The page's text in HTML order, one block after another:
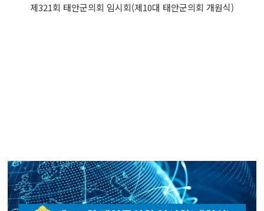
제321회 태안군의회 임시회(제10대 태안군의회 개원식)